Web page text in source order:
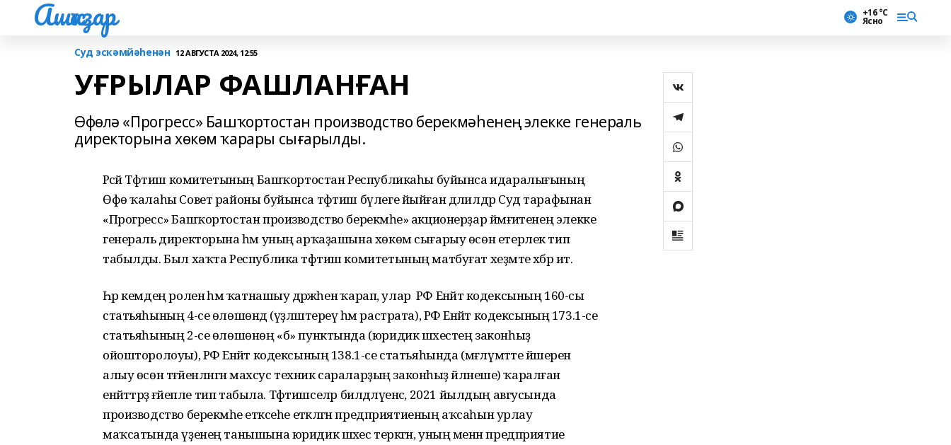
Ашҡаҙар +16 °С
Ясно
Суд эскәмйәһенән 12 АВГУСТА 2024, 12:55
УҒРЫЛАР ФАШЛАНҒАН
Өфөлә «Прогресс» Башҡортостан производство берекмәһенең элекке генераль
директорына хөкөм ҡарары сығарылды.
Рәсәй Тәфтиш комитетының Башҡортостан Республикаһы буйынса идаралығының
Өфө ҡалаһы Совет районы буйынса тәфтиш бүлеге йыйған дәлилдәр Суд тарафынан
«Прогресс» Башҡортостан производство берекмәһе» акционерҙар йәмғиәтенең элекке
генераль директорына һәм уның арҡаҙашына хөкөм сығарыу өсөн етерлек тип
табылды. Был хаҡта Республика тәфтиш комитетының матбуғат хеҙмәте хәбәр итә.
Һәр кемдең роленә һәм ҡатнашыу дәрәжәһенә ҡарап, улар РФ Енәйәт кодексының 160-сы
статьяһының 4-се өлөшөндә (үҙләштереү һәм растрата), РФ Енәйәт кодексының 173.1-се
статьяһының 2-се өлөшөнөң «б» пунктында (юридик шәхестең законһыҙ
ойошторолоуы), РФ Енәйәт кодексының 138.1-се статьяһында (мәғлүмәтте йәшерен
алыу өсөн тәғәйенләнгән махсус техник сараларҙың законһыҙ әйләнеше) ҡаралған
енәйәттәрҙә ғәйепле тип табыла. Тәфтишселәр билдәләүенсә, 2021 йылдың авгусында
производство берекмәһе етәксеһе етәкләгән предприятиеның аҡсаһын урлау
маҡсатында үҙенең танышына юридик шәхес теркәгән, уның менән предприятие